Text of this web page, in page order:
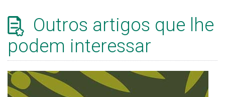
Outros artigos que lhe
podem interessar